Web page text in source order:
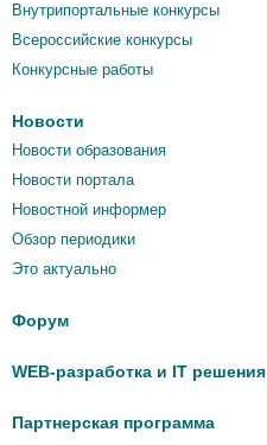
Внутрипортальные конкурсы
Всероссийские конкурсы
Конкурсные работы
Новости
Новости образования
Новости портала
Новостной информер
Обзор периодики
Это актуально
Форум
WEB-разработка и IT решения
Партнерская программа